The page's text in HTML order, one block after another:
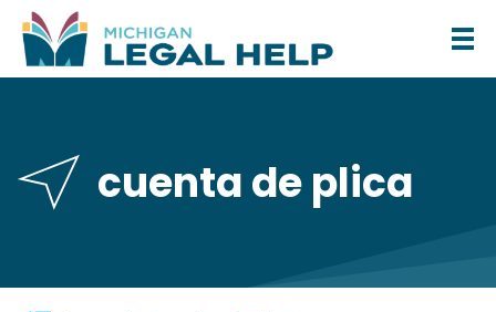
Skip
to
cuenta de plica